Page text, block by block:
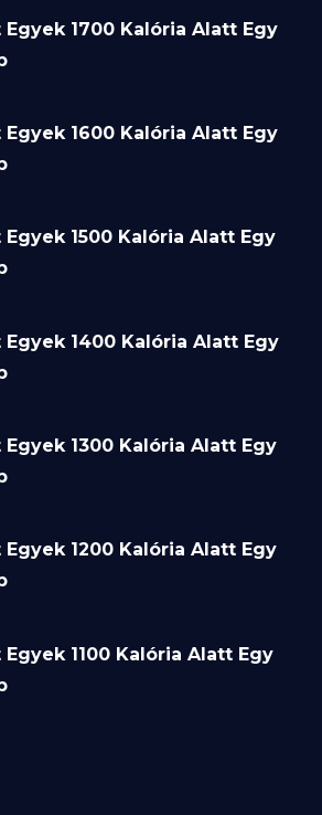
Egyek 1700 Kalória Alatt Egy
Egyek 1600 Kalória Alatt Egy
Egyek 1500 Kalória Alatt Egy
Egyek 1400 Kalória Alatt Egy
Egyek 1300 Kalória Alatt Egy
Egyek 1200 Kalória Alatt Egy
Egyek 1100 Kalória Alatt Egy